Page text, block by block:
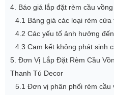
4. Báo giá lắp đặt rèm cầu
4.1 Bảng giá các loại rèm
4.2 Các yếu tố ảnh hưởng
4.3 Cam kết không phát sinh
5. Đơn Vị Lắp Đặt Rèm Cầu
Thanh Tú Decor
5.1 Đơn vị phân phối rèm cầu